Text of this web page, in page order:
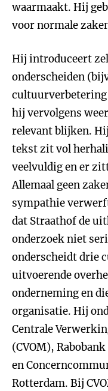
waarmaakt. Hij
voor normale
Hij introduceert
onderscheiden
hij vervolgens
relevant blijken.
tekst zit vol
veelvuldig en er
Allemaal geen
sympathie
dat Straathof de
onderzoek niet
onderscheidt drie
uitvoerende
onderneming en
organisatie. Hij
Centrale
(CVOM),
en
Rotterdam. Bij